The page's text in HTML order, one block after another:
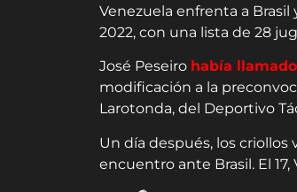
Venezuela enfrenta a Brasil
2022, con una lista de 28
José Peseiro había
modificación a la
Larotonda, del Deportivo
Un día después, los criollos
encuentro ante Brasil. El